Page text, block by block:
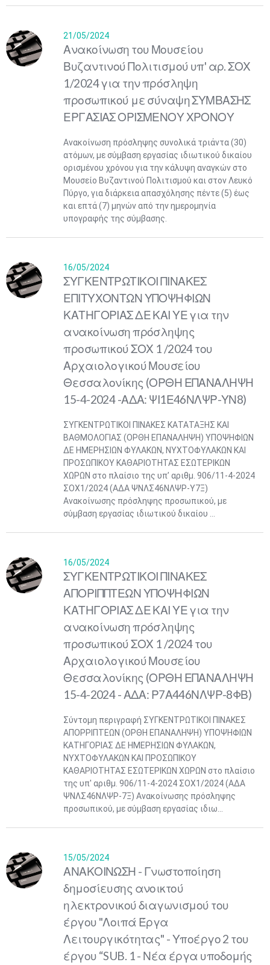
21/05/2024
Ανακοίνωση του Μουσείου
Βυζαντινού Πολιτισμού υπ' αρ. ΣΟΧ
1/2024 για την πρόσληψη
προσωπικού με σύναψη ΣΥΜΒΑΣΗΣ
ΕΡΓΑΣΙΑΣ ΟΡΙΣΜΕΝΟΥ ΧΡΟΝΟΥ
Ανακοίνωση πρόσληψης συνολικά τριάντα (30)
ατόμων, με σύμβαση εργασίας ιδιωτικού δικαίου
ορισμένου χρόνου για την κάλυψη αναγκών στο
Μουσείο Βυζαντινού Πολιτισμού και στον Λευκό
Πύργο, για διάρκεια απασχόλησης πέντε (5) έως
και επτά (7) μηνών από την ημερομηνία
υπογραφής της σύμβασης.
16/05/2024
ΣΥΓΚΕΝΤΡΩΤΙΚΟΙ ΠΙΝΑΚΕΣ
ΕΠΙΤΥΧΟΝΤΩΝ ΥΠΟΨΗΦΙΩΝ
ΚΑΤΗΓΟΡΙΑΣ ΔΕ ΚΑΙ ΥΕ για την
ανακοίνωση πρόσληψης
προσωπικού ΣΟΧ 1 /2024 του
Αρχαιολογικού Μουσείου
Θεσσαλονίκης (ΟΡΘΗ ΕΠΑΝΑΛΗΨΗ
15-4-2024 -ΑΔΑ: ΨΙ1Ε46ΝΛΨΡ-ΥΝ8)
ΣΥΓΚΕΝΤΡΩΤΙΚΟΙ ΠΙΝΑΚΕΣ ΚΑΤΑΤΑΞΗΣ ΚΑΙ
ΒΑΘΜΟΛΟΓΙΑΣ (ΟΡΘΗ ΕΠΑΝΑΛΗΨΗ) ΥΠΟΨΗΦΙΩΝ
ΔΕ ΗΜΕΡΗΣΙΩΝ ΦΥΛΑΚΩΝ, ΝΥΧΤΟΦΥΛΑΚΩΝ ΚΑΙ
ΠΡΟΣΩΠΙΚΟΥ ΚΑΘΑΡΙΟΤΗΤΑΣ ΕΣΩΤΕΡΙΚΩΝ
ΧΩΡΩΝ στο πλαίσιο της υπ’ αριθμ. 906/11-4-2024
ΣΟΧ1/2024 (ΑΔΑ ΨΝΛΣ46ΝΛΨΡ-Υ7Ξ)
Ανακοίνωσης πρόσληψης προσωπικού, με
σύμβαση εργασίας ιδιωτικού δικαίου ...
16/05/2024
ΣΥΓΚΕΝΤΡΩΤΙΚΟΙ ΠΙΝΑΚΕΣ
ΑΠΟΡΙΠΠΤΕΩΝ ΥΠΟΨΗΦΙΩΝ
ΚΑΤΗΓΟΡΙΑΣ ΔΕ ΚΑΙ ΥΕ για την
ανακοίνωση πρόσληψης
προσωπικού ΣΟΧ 1 /2024 του
Αρχαιολογικού Μουσείου
Θεσσαλονίκης (ΟΡΘΗ ΕΠΑΝΑΛΗΨΗ
15-4-2024 - ΑΔΑ: Ρ7Α446ΝΛΨΡ-8ΦΒ)
Σύντομη περιγραφή ΣΥΓΚΕΝΤΡΩΤΙΚΟΙ ΠΙΝΑΚΕΣ
ΑΠΟΡΡΙΠΤΕΩΝ (ΟΡΘΗ ΕΠΑΝΑΛΗΨΗ) ΥΠΟΨΗΦΙΩΝ
ΚΑΤΗΓΟΡΙΑΣ ΔΕ ΗΜΕΡΗΣΙΩΝ ΦΥΛΑΚΩΝ,
ΝΥΧΤΟΦΥΛΑΚΩΝ ΚΑΙ ΠΡΟΣΩΠΙΚΟΥ
ΚΑΘΑΡΙΟΤΗΤΑΣ ΕΣΩΤΕΡΙΚΩΝ ΧΩΡΩΝ στο πλαίσιο
της υπ' αριθμ. 906/11-4-2024 ΣΟΧ1/2024 (ΑΔΑ
ΨΝΛΣ46ΝΛΨΡ-7Ξ) Ανακοίνωσης πρόσληψης
προσωπικού, με σύμβαση εργασίας ιδιω...
15/05/2024
ΑΝΑΚΟΙΝΩΣΗ - Γνωστοποίηση
δημοσίευσης ανοικτού
ηλεκτρονικού διαγωνισμού του
έργου "Λοιπά Έργα
Λειτουργικότητας" - Υποέργο 2 του
έργου “SUB. 1 - Νέα έργα υποδομής